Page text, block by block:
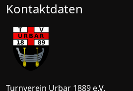
Kontaktdaten
Turnverein Urbar 1889 e.V.